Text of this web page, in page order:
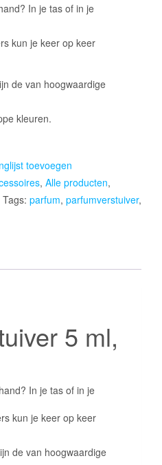
In je tas of in je
kun je keer op keer
de van hoogwaardige
kleuren.
toevoegen
, Alle producten,
Tags: parfum, parfumverstuiver,
5 ml,
In je tas of in je
kun je keer op keer
de van hoogwaardige